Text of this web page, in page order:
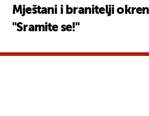
Mještani i branitelji
"Sramite se!"